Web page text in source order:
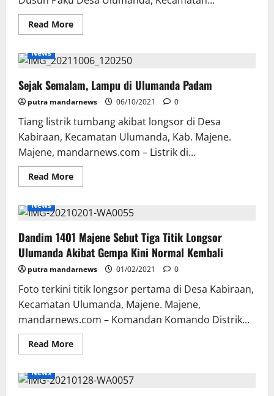
Read MoreRead
more
Hebat
di
Dua
Rumah
Warga
Si
Jago
Merah
News
Sejak Semalam, Lampu di Ulumanda Padam
putra mandarnews 06/10/2021 0
Tiang listrik tumbang akibat longsor di Desa
Kabiraan, Kecamatan Ulumanda, Kab. Majene.
Majene, mandarnews.com – Listrik di...
Read MoreRead
more
Semalam,
Lampu
Ulumanda
Padam
News
Dandim 1401 Majene Sebut Tiga Titik Longsor
Ulumanda Akibat Gempa Kini Normal Kembali
putra mandarnews 01/02/2021 0
Foto terkini titik longsor pertama di Desa Kabiraan,
Kecamatan Ulumanda, Majene. Majene,
mandarnews.com – Komandan Komando Distrik...
Read MoreRead
more
1401
Majene
News